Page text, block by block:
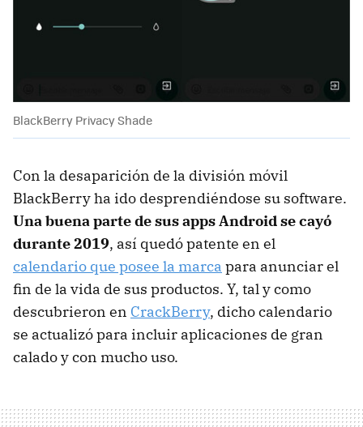
BlackBerry Privacy Shade
Con la desaparición de la división móvil
BlackBerry ha ido desprendiéndose su software.
Una buena parte de sus apps Android se cayó
durante 2019, así quedó patente en el
calendario que posee la marca para anunciar el
fin de la vida de sus productos. Y, tal y como
descubrieron en CrackBerry, dicho calendario
se actualizó para incluir aplicaciones de gran
calado y con mucho uso.